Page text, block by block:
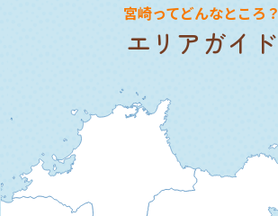
宮崎ってどんなところ？
エリアガイド